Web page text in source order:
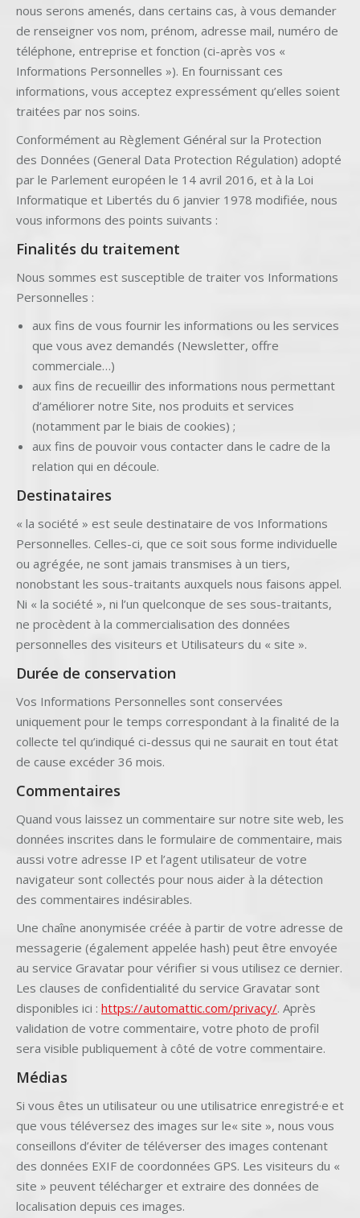
nous serons amenés, dans certains cas, à vous demander
de renseigner vos nom, prénom, adresse mail, numéro de
téléphone, entreprise et fonction (ci-après vos «
Informations Personnelles »). En fournissant ces
informations, vous acceptez expressément qu’elles soient
traitées par nos soins.
Conformément au Règlement Général sur la Protection
des Données (General Data Protection Régulation) adopté
par le Parlement européen le 14 avril 2016, et à la Loi
Informatique et Libertés du 6 janvier 1978 modifiée, nous
vous informons des points suivants :
Finalités du traitement
Nous sommes est susceptible de traiter vos Informations
Personnelles :
aux fins de vous fournir les informations ou les services
que vous avez demandés (Newsletter, offre
commerciale…)
aux fins de recueillir des informations nous permettant
d’améliorer notre Site, nos produits et services
(notamment par le biais de cookies) ;
aux fins de pouvoir vous contacter dans le cadre de la
relation qui en découle.
Destinataires
« la société » est seule destinataire de vos Informations
Personnelles. Celles-ci, que ce soit sous forme individuelle
ou agrégée, ne sont jamais transmises à un tiers,
nonobstant les sous-traitants auxquels nous faisons appel.
Ni « la société », ni l’un quelconque de ses sous-traitants,
ne procèdent à la commercialisation des données
personnelles des visiteurs et Utilisateurs du « site ».
Durée de conservation
Vos Informations Personnelles sont conservées
uniquement pour le temps correspondant à la finalité de la
collecte tel qu’indiqué ci-dessus qui ne saurait en tout état
de cause excéder 36 mois.
Commentaires
Quand vous laissez un commentaire sur notre site web, les
données inscrites dans le formulaire de commentaire, mais
aussi votre adresse IP et l’agent utilisateur de votre
navigateur sont collectés pour nous aider à la détection
des commentaires indésirables.
Une chaîne anonymisée créée à partir de votre adresse de
messagerie (également appelée hash) peut être envoyée
au service Gravatar pour vérifier si vous utilisez ce dernier.
Les clauses de confidentialité du service Gravatar sont
disponibles ici : https://automattic.com/privacy/. Après
validation de votre commentaire, votre photo de profil
sera visible publiquement à côté de votre commentaire.
Médias
Si vous êtes un utilisateur ou une utilisatrice enregistré·e et
que vous téléversez des images sur le« site », nous vous
conseillons d’éviter de téléverser des images contenant
des données EXIF de coordonnées GPS. Les visiteurs du «
site » peuvent télécharger et extraire des données de
localisation depuis ces images.